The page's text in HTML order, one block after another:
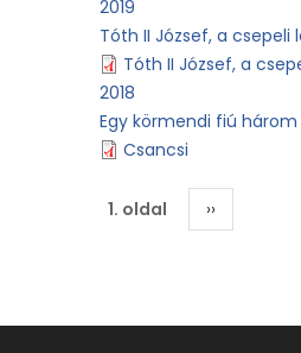
2019
Tóth II József, a csepeli
Tóth II József, a
2018
Egy körmendi fiú
Csancsi
Oldalszámozás
1. oldal
Következő
oldal
››